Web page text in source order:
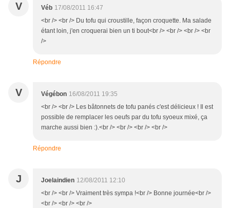
V Véb 17/08/2011 16:47
<br /> <br /> Du tofu qui croustille, façon croquette. Ma salade
étant loin, j'en croquerai bien un ti bout<br /> <br /> <br /> <br
/>
Répondre
V Végébon 16/08/2011 19:35
<br /> <br /> Les bâtonnets de tofu panés c'est délicieux ! Il est
possible de remplacer les oeufs par du tofu syoeux mixé, ça
marche aussi bien :).<br /> <br /> <br /> <br />
Répondre
J Joelaindien 12/08/2011 12:10
<br /> <br /> Vraiment très sympa !<br /> Bonne journée<br />
<br /> <br /> <br />